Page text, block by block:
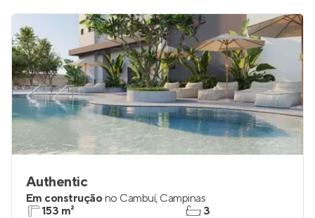
Authentic
Em construçãono Cambuí, Campinas
153 m²
3